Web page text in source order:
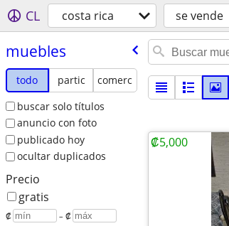
CL costa rica se vende
muebles
todo partic
comerc
buscar solo títulos
anuncio con foto
publicado hoy
ocultar duplicados
Precio
gratis
₡ – ₡
₡5,000